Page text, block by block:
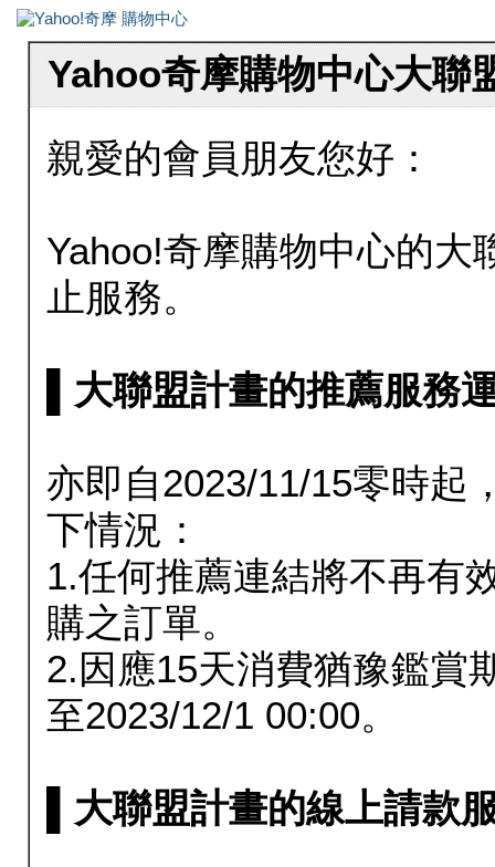
Yahoo奇摩購物中心大聯
親愛的會員朋友您好：
Yahoo!奇摩購物中心的大
止服務。
▌大聯盟計畫的推薦服務
亦即自2023/11/15零時起
下情況：
1.任何推薦連結將不再有
購之訂單。
2.因應15天消費猶豫鑑賞
至2023/12/1 00:00。
▌大聯盟計畫的線上請款